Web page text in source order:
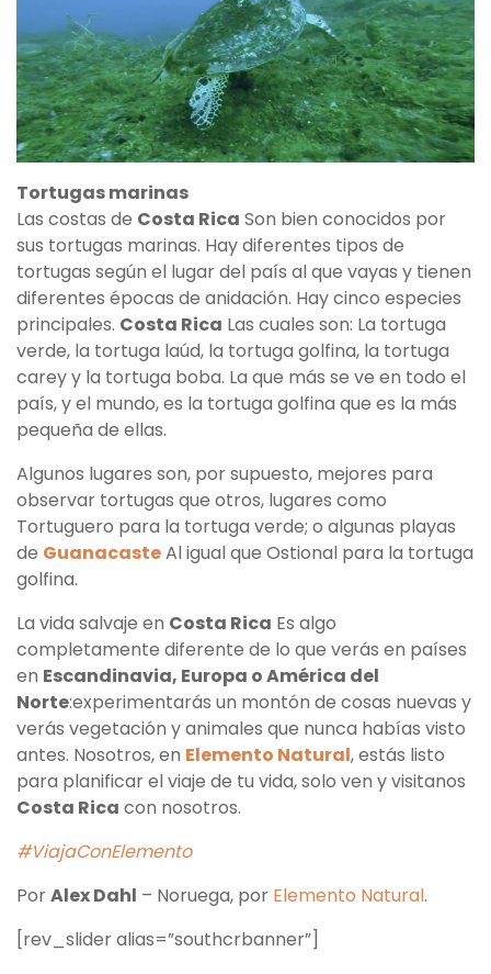
Tortugas marinas
Las costas de Costa Rica Son bien conocidos por
sus tortugas marinas. Hay diferentes tipos de
tortugas según el lugar del país al que vayas y tienen
diferentes épocas de anidación. Hay cinco especies
principales. Costa Rica Las cuales son: La tortuga
verde, la tortuga laúd, la tortuga golfina, la tortuga
carey y la tortuga boba. La que más se ve en todo el
país, y el mundo, es la tortuga golfina que es la más
pequeña de ellas.
Algunos lugares son, por supuesto, mejores para
observar tortugas que otros, lugares como
Tortuguero para la tortuga verde; o algunas playas
de GuanacasteAl igual que Ostional para la tortuga
golfina.
La vida salvaje en Costa Rica Es algo
completamente diferente de lo que verás en países
en Escandinavia, Europa o América del
Norte:experimentarás un montón de cosas nuevas y
verás vegetación y animales que nunca habías visto
antes. Nosotros, en Elemento Natural, estás listo
para planificar el viaje de tu vida, solo ven y visitanos
Costa Rica con nosotros.
#ViajaConElemento
PorAlex Dahl – Noruega, por Elemento Natural.
[rev_slider alias=”southcrbanner”]